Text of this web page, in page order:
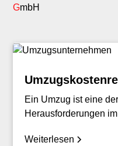
GmbH
Ein Umzug ist eine
Herausforderungen
Weiterlesen